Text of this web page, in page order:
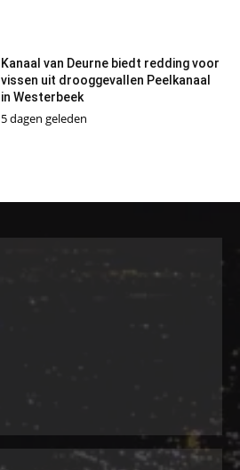
Kanaal van Deurne biedt redding voor
vissen uit drooggevallen Peelkanaal
in Westerbeek
5 dagen geleden